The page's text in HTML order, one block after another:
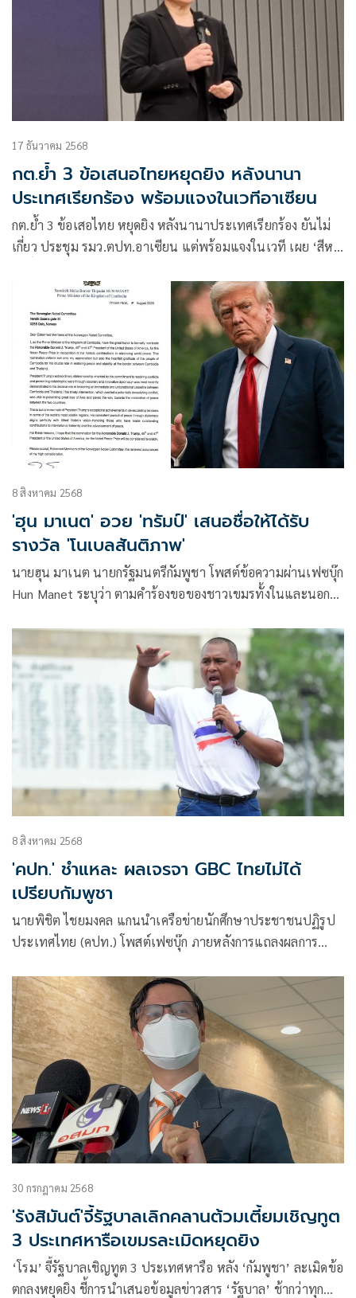
17 ธันวาคม 2568
กต.ย้ำ 3 ข้อเสนอไทยหยุดยิง หลังนานา
ประเทศเรียกร้อง พร้อมแจงในเวทีอาเซียน
กต.ย้ำ 3 ข้อเสอไทย หยุดยิง หลังนานาประเทศเรียกร้อง ยันไม่
เกี่ยว ประชุม รมว.ตปท.อาเซียน แต่พร้อมแจงในเวที เผย ‘สีห
8 สิงหาคม 2568
'ฮุน มาเนต' อวย 'ทรัมป์' เสนอชื่อให้ได้รับ
รางวัล 'โนเบลสันติภาพ'
นายฮุน มาเนต นายกรัฐมนตรีกัมพูชา โพสต์ข้อความผ่านเฟซบุ๊ก
Hun Manet ระบุว่า ตามคําร้องขอของชาวเขมรทั้งในและนอก
8 สิงหาคม 2568
'คปท.' ชำแหละ ผลเจรจา GBC ไทยไม่ได้
เปรียบกัมพูชา
นายพิชิต ไชยมงคล แกนนำเครือข่ายนักศึกษาประชาชนปฏิรูป
ประเทศไทย (คปท.) โพสต์เฟซบุ๊ก ภายหลังการแถลงผลการ
30 กรกฎาคม 2568
'รังสิมันต์'จี้รัฐบาลเลิกคลานต้วมเตี้ยมเชิญทูต
3 ประเทศหารือเขมรละเมิดหยุดยิง
‘โรม’ จี้รัฐบาลเชิญทูต 3 ประเทศ​หารือ​ หลัง ‘กัมพูชา’ ละเมิดข้อ
ตกลงหยุดยิง​ ชี้​การนำเสนอข้อมูลข่าวสาร ‘รัฐบาล’ ช้ากว่าทุก